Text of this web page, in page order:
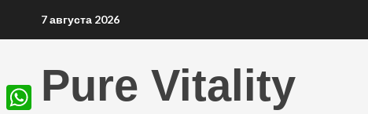
7 августа 2026
Pure Vitality